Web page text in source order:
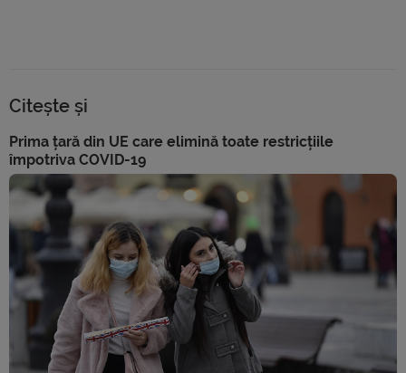
Citește și
Prima țară din UE care elimină toate restricțiile
împotriva COVID-19